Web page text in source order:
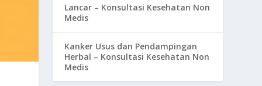
Lancar – Konsultasi Kesehatan Non
Medis
Kanker Usus dan Pendampingan
Herbal – Konsultasi Kesehatan Non
Medis